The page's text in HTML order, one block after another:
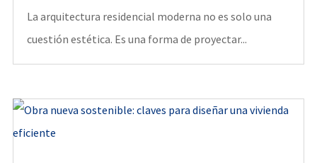
La arquitectura residencial moderna no es solo una
cuestión estética. Es una forma de proyectar...